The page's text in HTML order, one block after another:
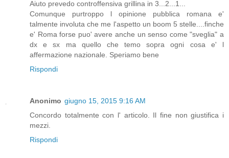
Aiuto prevedo controffensiva grillina in 3...2...1...
Comunque purtroppo l opinione pubblica romana e'
talmente involuta che me l'aspetto un boom 5 stelle....finche
e' Roma forse puo' avere anche un senso come "sveglia" a
dx e sx ma quello che temo sopra ogni cosa e' l
affermazione nazionale. Speriamo bene
Rispondi
Anonimo giugno 15, 2015 9:16 AM
Concordo totalmente con l' articolo. Il fine non giustifica i
mezzi.
Rispondi